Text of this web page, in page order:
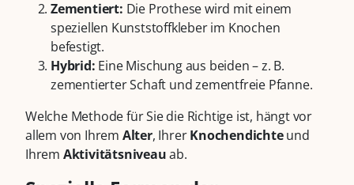
Zementiert: Die Prothese wird mit einem
speziellen Kunststoffkleber im Knochen
befestigt.
Hybrid: Eine Mischung aus beiden – z. B.
zementierter Schaft und zementfreie Pfanne.
Welche Methode für Sie die Richtige ist, hängt vor
allem von Ihrem Alter, IhrerKnochendichteund
Ihrem Aktivitätsniveauab.